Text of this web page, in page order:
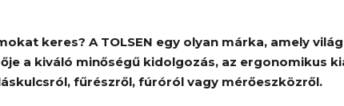
keres? A TOLSEN egy olyan márka, amely
a kiváló minőségű kidolgozás, az ergonomikus
fűrészről, fúróról vagy mérőeszközről.